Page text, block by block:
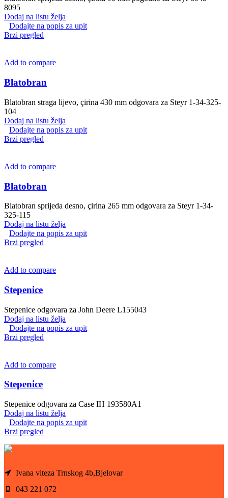
8095
Dodaj na listu želja
Dodajte na popis za upit
Brzi pregled
Add to compare
Blatobran
Blatobran straga lijevo, çirina 430 mm odgovara za Steyr 1-34-325-
104
Dodaj na listu želja
Dodajte na popis za upit
Brzi pregled
Add to compare
Blatobran
Blatobran sprijeda desno, çirina 265 mm odgovara za Steyr 1-34-
325-115
Dodaj na listu želja
Dodajte na popis za upit
Brzi pregled
Add to compare
Stepenice
Stepenice odgovara za John Deere L155043
Dodaj na listu želja
Dodajte na popis za upit
Brzi pregled
Add to compare
Stepenice
Stepenice odgovara za Case IH 193580A1
Dodaj na listu želja
Dodajte na popis za upit
Brzi pregled
Ivana viteza Trnskog 4b,Bjelovar
043 221 072